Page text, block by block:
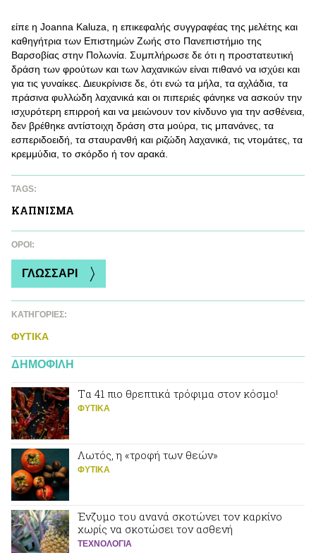
είπε η Joanna Kaluza, η επικεφαλής συγγραφέας της μελέτης και
καθηγήτρια των Επιστημών Ζωής στο Πανεπιστήμιο της
Βαρσοβίας στην Πολωνία. Συμπλήρωσε δε ότι η προστατευτική
δράση των φρούτων και των λαχανικών είναι πιθανό να ισχύει και
για τις γυναίκες. Διευκρίνισε δε, ότι ενώ τα μήλα, τα αχλάδια, τα
πράσινα φυλλώδη λαχανικά και οι πιπεριές φάνηκε να ασκούν την
ισχυρότερη επιρροή και να μειώνουν τον κίνδυνο για την ασθένεια,
δεν βρέθηκε αντίστοιχη δράση στα μούρα, τις μπανάνες, τα
εσπεριδοειδή, τα σταυρανθή και ριζώδη λαχανικά, τις ντομάτες, τα
κρεμμύδια, το σκόρδο ή τον αρακά.
TAGS:
ΚAΠΝΙΣΜΑ
ΌΡΟΙ:
ΓΛΩΣΣΑΡΙ
ΚΑΤΗΓΟΡΙΕΣ:
ΦΥΤΙΚA
ΔΗΜΟΦΙΛΗ
Tα 41 πιο θρεπτικά τρόφιμα στον κόσμο!
ΦΥΤΙΚA
Λωτός, η «τροφή των θεών»
ΦΥΤΙΚA
Ένζυμο του ανανά σκοτώνει τον καρκίνο
χωρίς να σκοτώσει τον ασθενή
ΤΕΧΝΟΛΟΓΙΑ